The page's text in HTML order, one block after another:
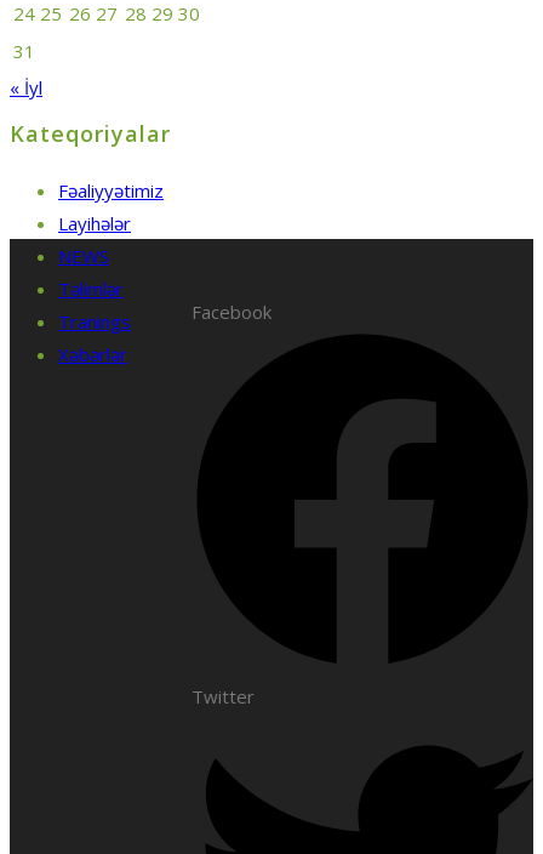
24 25 26 27 28 29 30
31
« İyl
Kateqoriyalar
Fəaliyyətimiz
Layihələr
NEWS
Təlimlər
Tranings
Xəbərlər
Facebook
Twitter